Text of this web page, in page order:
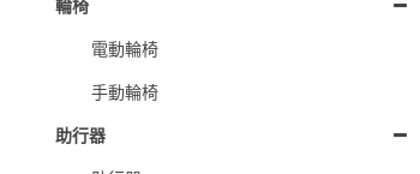
輪椅
電動輪椅
手動輪椅
助行器